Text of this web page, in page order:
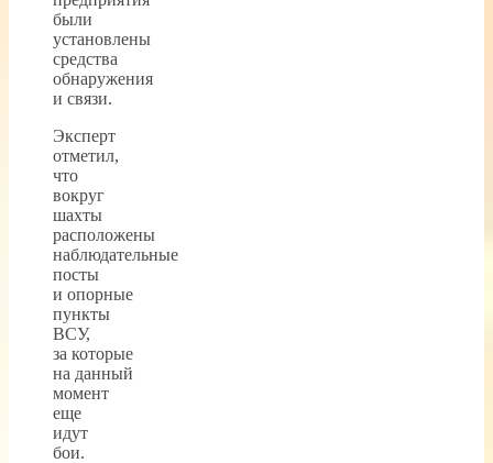
были
установлены
средства
обнаружения
и связи.
Эксперт
отметил,
что
вокруг
шахты
расположены
наблюдательные
посты
и опорные
пункты
ВСУ,
за которые
на данный
момент
еще
идут
бои.